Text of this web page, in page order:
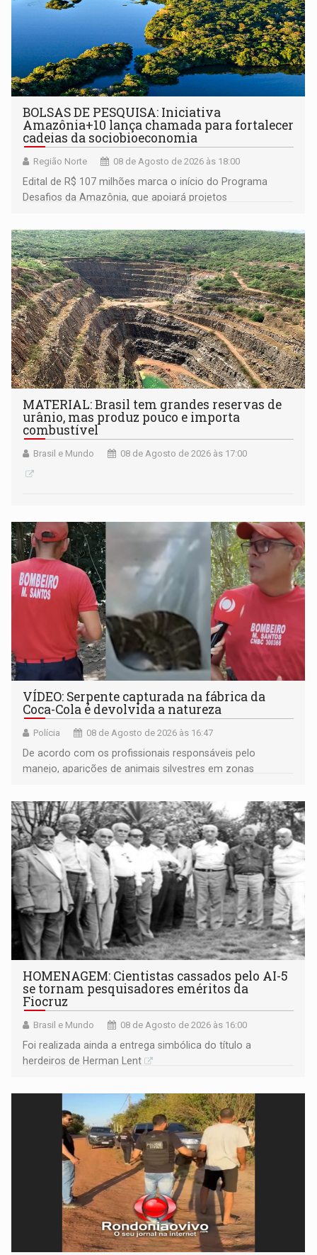
BOLSAS DE PESQUISA: Iniciativa
Amazônia+10 lança chamada para fortalecer
cadeias da sociobioeconomia
Região Norte 08 de Agosto de 2026 às 18:00
Edital de R$ 107 milhões marca o início do Programa
Desafios da Amazônia, que apoiará projetos
submissão de pré-propostas poderá ser feita até 1º de
setembro
MATERIAL: Brasil tem grandes reservas de
urânio, mas produz pouco e importa
combustível
Brasil e Mundo 08 de Agosto de 2026 às 17:00
VÍDEO: Serpente capturada na fábrica da
Coca-Cola é devolvida a natureza
Polícia 08 de Agosto de 2026 às 16:47
De acordo com os profissionais responsáveis pelo
manejo, aparições de animais silvestres em zonas
HOMENAGEM: Cientistas cassados pelo AI-5
se tornam pesquisadores eméritos da
Fiocruz
Brasil e Mundo 08 de Agosto de 2026 às 16:00
Foi realizada ainda a entrega simbólica do título a
herdeiros de Herman Lent